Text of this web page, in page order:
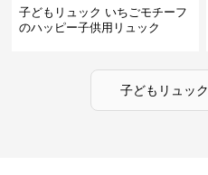
子どもリュック いちごモチーフ
のハッピー子供用リュック
子どもリュック